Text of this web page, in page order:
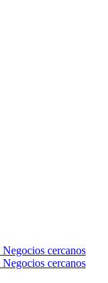
Negocios cercanos
Negocios cercanos